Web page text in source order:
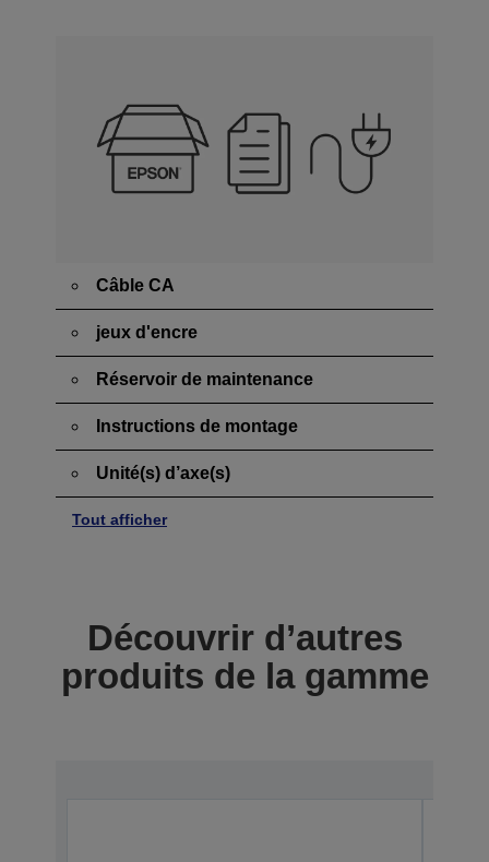
Câble CA
jeux d'encre
Réservoir de maintenance
Instructions de montage
Unité(s) d’axe(s)
Tout afficher
Découvrir d’autres
produits de la gamme